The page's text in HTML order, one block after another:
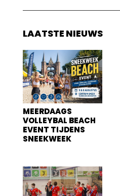
LAATSTE NIEUWS
MEERDAAGS
VOLLEYBAL BEACH
EVENT TIJDENS
SNEEKWEEK